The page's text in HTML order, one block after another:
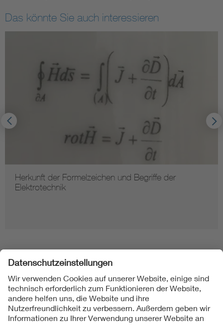
Das könnte Sie auch interessieren
Herkunft der Formelzeichen und Begriffe der
Elektrotechnik
Folgen Sie uns